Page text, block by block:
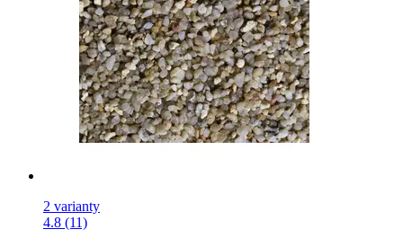
2 varianty
4.8 (11)